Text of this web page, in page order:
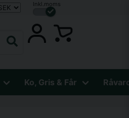
Inkl.moms
Ko, Gris & Får